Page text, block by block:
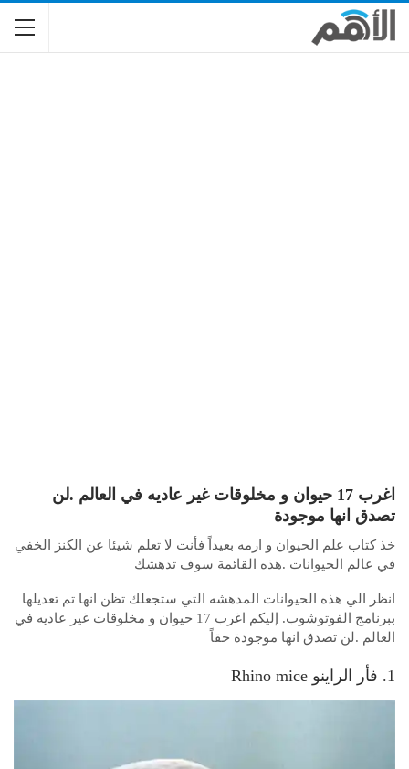
اغرب 17 حيوان و مخلوقات غير عاديه في العالم .لن
تصدق انها موجودة
خذ كتاب علم الحيوان و ارمه بعيداً فأنت لا تعلم شيئا عن الكنز الخفي
في عالم الحيوانات .هذه القائمة سوف تدهشك
انظر الي هذه الحيوانات المدهشه التي ستجعلك تظن انها تم تعديلها
ببرنامج الفوتوشوب. إليكم اغرب 17 حيوان و مخلوقات غير عاديه في
العالم .لن تصدق انها موجودة حقاً
1. فأر الراينو Rhino mice